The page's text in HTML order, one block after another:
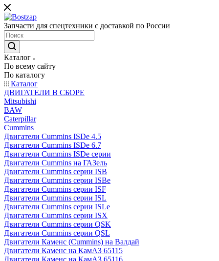
Запчасти для спецтехники с доставкой по России
Каталог
По всему сайту
По каталогу
Каталог
ДВИГАТЕЛИ В СБОРЕ
Mitsubishi
BAW
Caterpillar
Cummins
Двигатели Cummins ISDe 4.5
Двигатели Cummins ISDe 6.7
Двигатели Cummins ISDe серии
Двигатели Cummins на ГАЗель
Двигатели Cummins серии ISB
Двигатели Cummins серии ISBe
Двигатели Cummins серии ISF
Двигатели Cummins серии ISL
Двигатели Cummins серии ISLe
Двигатели Cummins серии ISX
Двигатели Cummins серии QSK
Двигатели Cummins серии QSL
Двигатели Каменс (Cummins) на Валдай
Двигатели Каменс на КамАЗ 65115
Двигатели Каменс на КамАЗ 65116